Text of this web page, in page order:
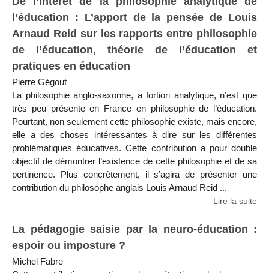
l’éducation : L’apport de la pensée de Louis
Arnaud Reid sur les rapports entre philosophie
de l’éducation, théorie de l’éducation et
pratiques en éducation
Pierre Gégout
La philosophie anglo-saxonne, a fortiori analytique, n’est que
très peu présente en France en philosophie de l’éducation.
Pourtant, non seulement cette philosophie existe, mais encore,
elle a des choses intéressantes à dire sur les différentes
problématiques éducatives. Cette contribution a pour double
objectif de démontrer l’existence de cette philosophie et de sa
pertinence. Plus concrètement, il s’agira de présenter une
contribution du philosophe anglais Louis Arnaud Reid ...
Lire la suite
La pédagogie saisie par la neuro-éducation :
espoir ou imposture ?
Michel Fabre